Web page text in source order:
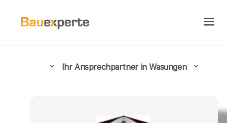
Ihr Ansprechpartner in Wasungen